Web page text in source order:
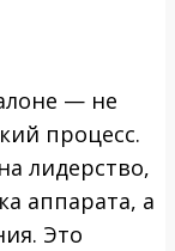
— не
процесс.
лидерство,
аппарата, а
Это